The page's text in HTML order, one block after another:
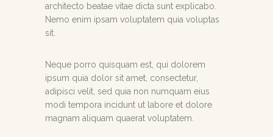
architecto beatae vitae dicta sunt explicabo.
Nemo enim ipsam voluptatem quia voluptas
sit.
Neque porro quisquam est, qui dolorem
ipsum quia dolor sit amet, consectetur,
adipisci velit, sed quia non numquam eius
modi tempora incidunt ut labore et dolore
magnam aliquam quaerat voluptatem.